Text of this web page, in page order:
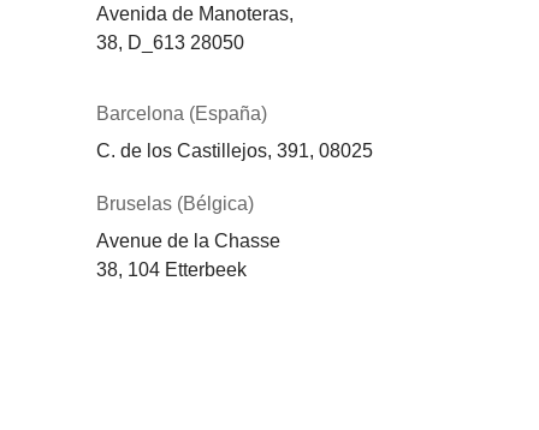
Avenida de Manoteras,
38, D_613 28050
Barcelona (España)
C. de los Castillejos, 391, 08025
Bruselas (Bélgica)
Avenue de la Chasse
38, 104 Etterbeek